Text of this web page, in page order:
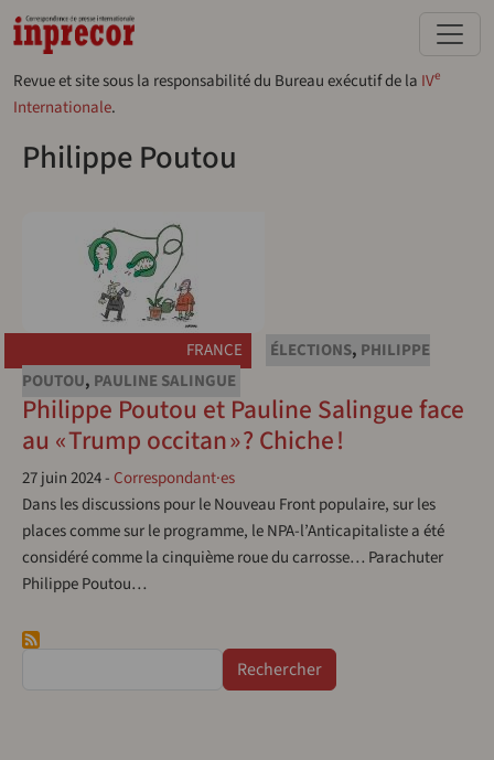
Aller au contenu principal
Revue et site sous la responsabilité du Bureau exécutif de la IVe
Internationale.
Philippe Poutou
FRANCE ÉLECTIONS, PHILIPPE
POUTOU, PAULINE SALINGUE
Philippe Poutou et Pauline Salingue face
au « Trump occitan » ? Chiche !
27 juin 2024- Correspondant·es
Dans les discussions pour le Nouveau Front populaire, sur les
places comme sur le programme, le NPA-l’Anticapitaliste a été
considéré comme la cinquième roue du carrosse… Parachuter
Philippe Poutou…